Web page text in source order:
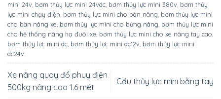
mini 24v, bơm thủy lực mini 24vdc, bơm thủy lực mini 380v, bơm thủy
lực mini chạy điện, bơm thủy lực mini cho bàn nâng, bơm thủy lực mini
cho bàn nâng xe, bơm thủy lực mini cho bửng nâng, bơm thủy lực mini
cho hệ thống nâng hạ đuôi xe, bơm thủy lực mini cho xe nâng tay cao,
bơm thủy lực mini dc, bơm thủy lực mini dc12v, bơm thủy lực mini
dc24v.
Xe nâng quay đổ phuy điện
500kg nâng cao 1.6 mét
Cẩu thủy lực mini bằng tay